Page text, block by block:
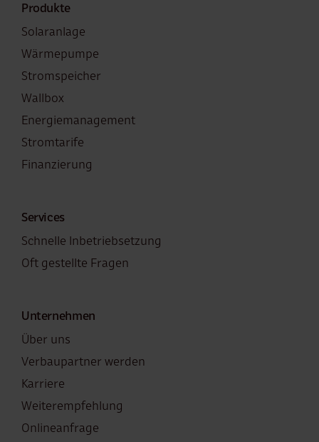
Produkte
Solaranlage
Wärmepumpe
Stromspeicher
Wallbox
Energiemanagement
Stromtarife
Finanzierung
Services
Schnelle Inbetriebsetzung
Oft gestellte Fragen
Unternehmen
Über uns
Verbaupartner werden
Karriere
Weiterempfehlung
Onlineanfrage